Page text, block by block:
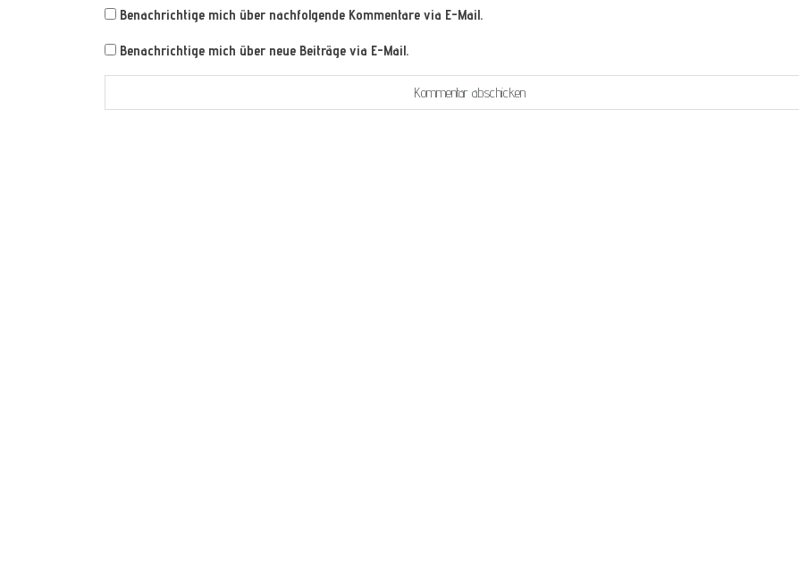
Benachrichtige mich über nachfolgende Kommentare via E-Mail.
Benachrichtige mich über neue Beiträge via E-Mail.